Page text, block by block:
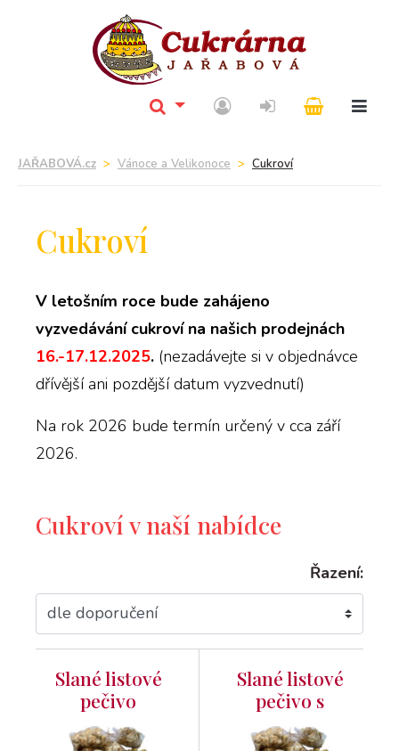
JAŘABOVÁ.cz Vánoce a Velikonoce Cukroví
Cukroví
V letošním roce bude zahájeno
vyzvedávání cukroví na našich prodejnách
16.-17.12.2025. (nezadávejte si v objednávce
dřívější ani pozdější datum vyzvednutí)
Na rok 2026 bude termín určený v cca září
2026.
Cukroví v naší nabídce
Řazení:
Slané listové
pečivo
kořeněné
Slané listové
pečivo s
mandlemi